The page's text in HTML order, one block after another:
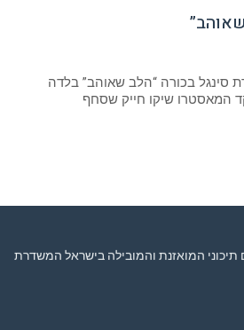
בת 21 משחררת סינגל בכורה “הלב שאוהב” בלדה
המאסטרו שיקו חייק שסחף
תיכוני המואזנת והמובילה בישראל המשדרת